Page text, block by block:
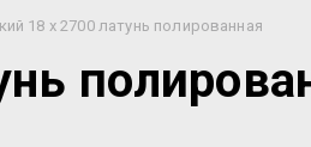
18 х 2700 латунь полированная